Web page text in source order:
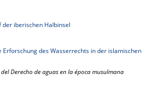
der iberischen Halbinsel
des Wasserrechts in der islamischen
Derecho de aguas en la época musulmana